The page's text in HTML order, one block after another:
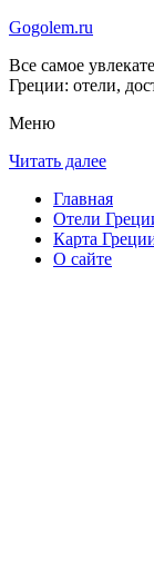
Gogolem.ru
Все самое
Греции: отели,
Меню
Читать далее
Главная
Отели
Карта
О сайте